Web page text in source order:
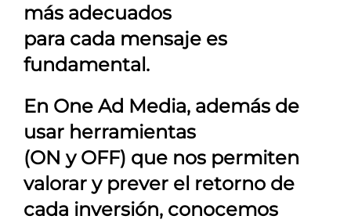
más adecuados
para cada mensaje es
fundamental.
En One Ad Media, además de
usar herramientas
(ON y OFF) que nos permiten
valorar y prever el retorno de
cada inversión, conocemos